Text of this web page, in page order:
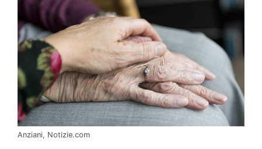
Anziani, Notizie.com